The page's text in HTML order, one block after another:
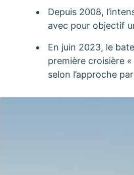
Depuis 2008,
avec pour objectif
En juin 2023, le
première croisière
selon l’approche